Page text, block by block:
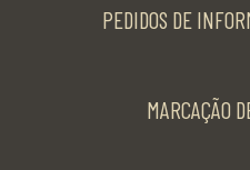
PEDIDOS DE
MARCAÇÃO